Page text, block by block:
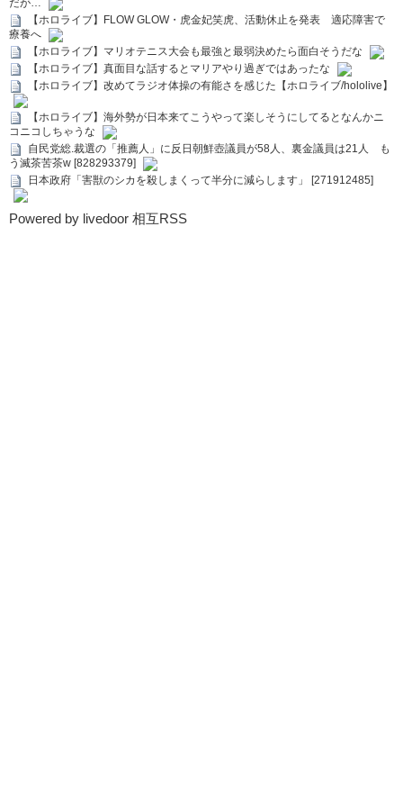
だが…
【ホロライブ】FLOW GLOW・虎金妃笑虎、活動休止を発表 適応障害で
療養へ
【ホロライブ】マリオテニス大会も最強と最弱決めたら面白そうだな
【ホロライブ】真面目な話するとマリアやり過ぎではあったな
【ホロライブ】改めてラジオ体操の有能さを感じた【ホロライブ/hololive】
【ホロライブ】海外勢が日本来てこうやって楽しそうにしてるとなんかニ
コニコしちゃうな
自民党総.裁選の「推薦人」に反日朝鮮壺議員が58人、裏金議員は21人 も
う滅茶苦茶w [828293379]
日本政府「害獣のシカを殺しまくって半分に減らします」 [271912485]
Powered by livedoor 相互RSS